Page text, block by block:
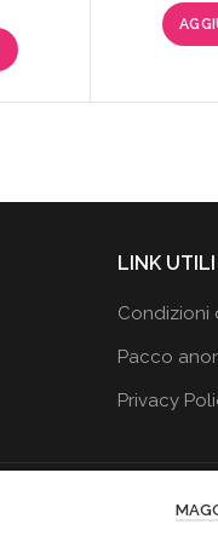
LINK UTILI
Condizioni
Pacco
Privacy